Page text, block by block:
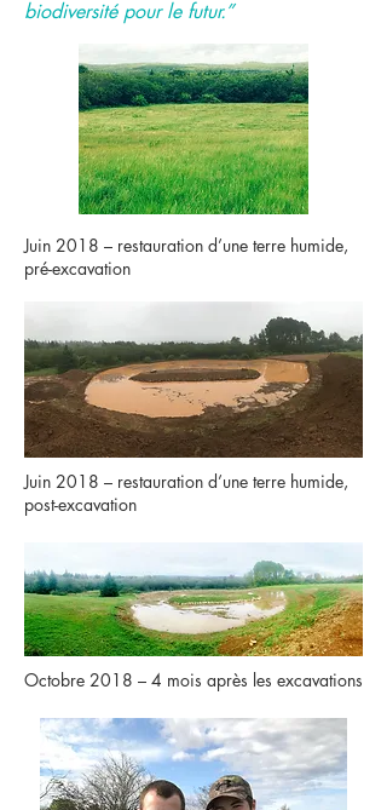
biodiversité pour le futur.”
Juin 2018 – restauration d’une terre humide,
pré-excavation
Juin 2018 – restauration d’une terre humide,
post-excavation
Octobre 2018 – 4 mois après les excavations